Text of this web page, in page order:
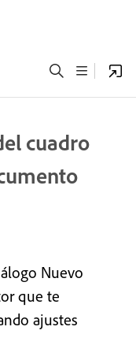
cuadro
Nuevo
que te
ajustes